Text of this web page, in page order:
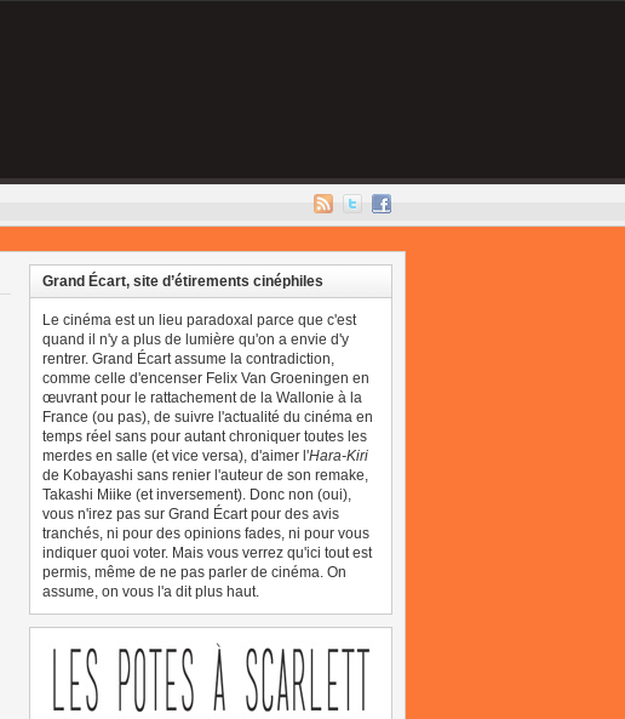
Grand Écart, site d’étirements cinéphiles
Le cinéma est un lieu paradoxal parce que c'est
quand il n'y a plus de lumière qu'on a envie d'y
rentrer. Grand Écart assume la contradiction,
comme celle d'encenser Felix Van Groeningen en
œuvrant pour le rattachement de la Wallonie à la
France (ou pas), de suivre l'actualité du cinéma en
temps réel sans pour autant chroniquer toutes les
merdes en salle (et vice versa), d'aimer l'Hara-Kiri
de Kobayashi sans renier l'auteur de son remake,
Takashi Miike (et inversement). Donc non (oui),
vous n'irez pas sur Grand Écart pour des avis
tranchés, ni pour des opinions fades, ni pour vous
indiquer quoi voter. Mais vous verrez qu'ici tout est
permis, même de ne pas parler de cinéma. On
assume, on vous l'a dit plus haut.